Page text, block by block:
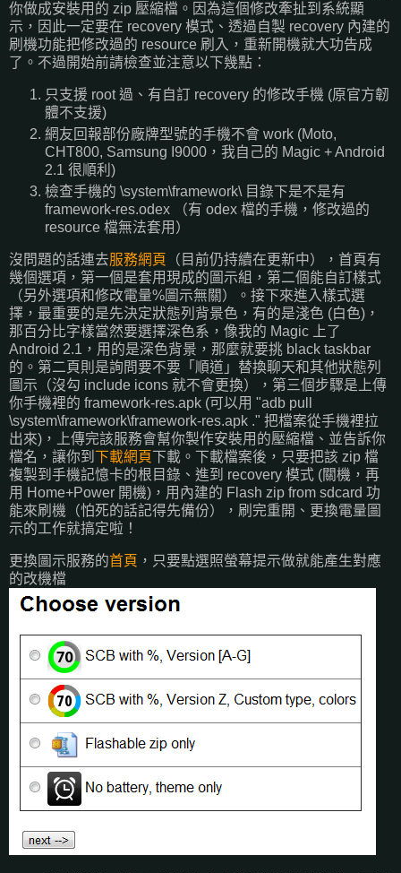
你做成安裝用的 zip 壓縮檔。因為這個修改牽扯到系統顯
示，因此一定要在 recovery 模式、透過自製 recovery 內建的
刷機功能把修改過的 resource 刷入，重新開機就大功告成
了。不過開始前請檢查並注意以下幾點：
只支援 root 過、有自訂 recovery 的修改手機 (原官方韌
體不支援)
網友回報部份廠牌型號的手機不會 work (Moto,
CHT800, Samsung I9000，我自己的 Magic + Android
2.1 很順利)
檢查手機的 \system\framework\ 目錄下是不是有
framework-res.odex （有 odex 檔的手機，修改過的
resource 檔無法套用）
沒問題的話連去服務網頁
（目前仍持續在更新中），首頁有
幾個選項，第一個是套用現成的圖示組，第二個能自訂樣式
（另外選項和修改電量%圖示無關）。接下來進入樣式選
擇，最重要的是先決定狀態列背景色，有的是淺色 (白色)，
那百分比字樣當然要選擇深色系，像我的 Magic 上了
Android 2.1，用的是深色背景，那麼就要挑 black taskbar
的。第二頁則是詢問要不要「順道」替換聊天和其他狀態列
圖示（沒勾 include icons 就不會更換），第三個步驟是上傳
你手機裡的 framework-res.apk (可以用 "adb pull
\system\framework\framework-res.apk ." 把檔案從手機裡拉
出來)，上傳完該服務會幫你製作安裝用的壓縮檔、並告訴你
檔名，讓你到 下載網頁下載。下載檔案後，只要把該 zip 檔
複製到手機記憶卡的根目錄、進到 recovery 模式 (關機，再
用 Home+Power 開機)，用內建的 Flash zip from sdcard 功
能來刷機（怕死的話記得先備份），刷完重開、更換電量圖
示的工作就搞定啦！
更換圖示服務的首頁 ，只要點選照螢幕提示做就能產生對應
的改機檔